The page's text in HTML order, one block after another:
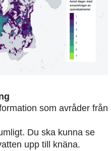
som avråder från
Du ska kunna se
upp till knäna.